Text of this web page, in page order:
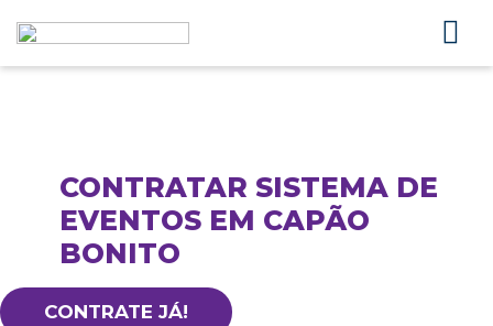
CONTRATAR SISTEMA DE
EVENTOS EM CAPÃO
BONITO
CONTRATE JÁ!